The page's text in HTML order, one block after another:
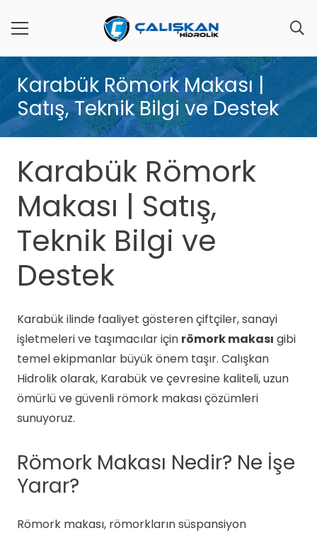
Karabük Römork Makası |
Satış, Teknik Bilgi ve Destek
Karabük Römork
Makası | Satış,
Teknik Bilgi ve
Destek
Karabük ilinde faaliyet gösteren çiftçiler, sanayi
işletmeleri ve taşımacılar için römork makası gibi
temel ekipmanlar büyük önem taşır. Calışkan
Hidrolik olarak, Karabük ve çevresine kaliteli, uzun
ömürlü ve güvenli römork makası çözümleri
sunuyoruz.
Römork Makası Nedir? Ne İşe
Yarar?
Römork makası, römorkların süspansiyon